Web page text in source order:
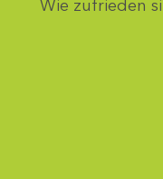
Wie zufrieden